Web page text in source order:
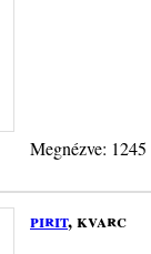
Megnézve:
pirit, kvarc